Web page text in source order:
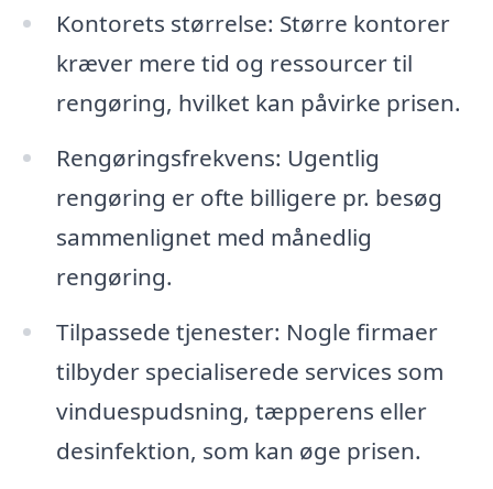
Kontorets størrelse: Større kontorer
kræver mere tid og ressourcer til
rengøring, hvilket kan påvirke prisen.
Rengøringsfrekvens: Ugentlig
rengøring er ofte billigere pr. besøg
sammenlignet med månedlig
rengøring.
Tilpassede tjenester: Nogle firmaer
tilbyder specialiserede services som
vinduespudsning, tæpperens eller
desinfektion, som kan øge prisen.